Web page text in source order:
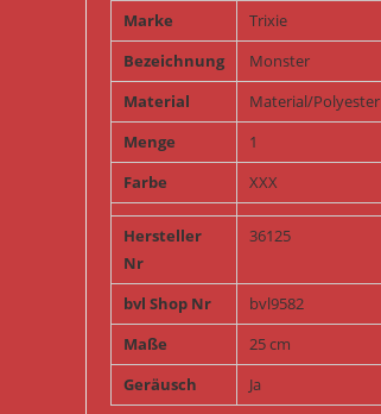
Marke
Trixie
Bezeichnung
Monster
Material
Material/Polyester
Menge
1
Farbe
XXX
Hersteller
Nr
36125
bvl Shop Nr
bvl9582
Maße
25 cm
Geräusch
Ja